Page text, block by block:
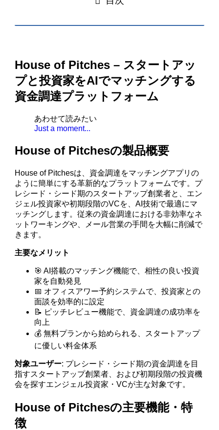
House of Pitches – スタートアッ
プと投資家をAIでマッチングする
資金調達プラットフォーム
あわせて読みたい
Just a moment...
House of Pitchesの製品概要
House of Pitchesは、資金調達をマッチングアプリの
ように簡単にする革新的なプラットフォームです。プ
レシード・シード期のスタートアップ創業者と、エン
ジェル投資家や初期段階のVCを、AI技術で最適にマ
ッチングします。従来の資金調達における非効率なネ
ットワーキングや、メール営業の手間を大幅に削減で
きます。
主要なメリット
🎯 AI搭載のマッチング機能で、相性の良い投資
家を自動発見
📅 オフィスアワー予約システムで、投資家との
面談を効率的に設定
📝 ピッチレビュー機能で、資金調達の成功率を
向上
💰 無料プランから始められる、スタートアップ
に優しい料金体系
対象ユーザー: プレシード・シード期の資金調達を目
指すスタートアップ創業者、および初期段階の投資機
会を探すエンジェル投資家・VCが主な対象です。
House of Pitchesの主要機能・特
徴